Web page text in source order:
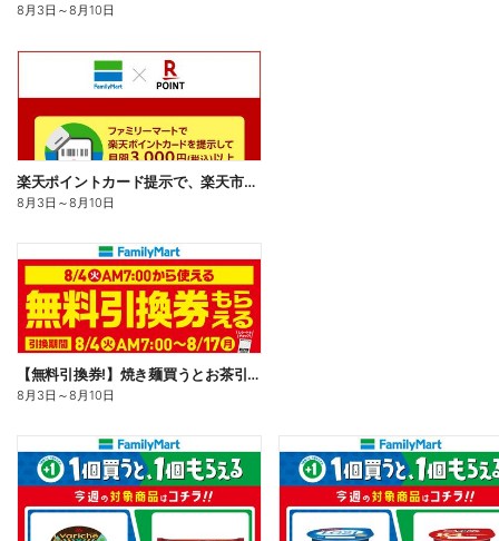
8月3日 ～8月10日
楽天ポイントカード提示で、楽天市場でのお買い物がおトクに!
8月3日 ～8月10日
【無料引換券!】焼き麺買うとお茶引換券貰える!
8月3日 ～8月10日